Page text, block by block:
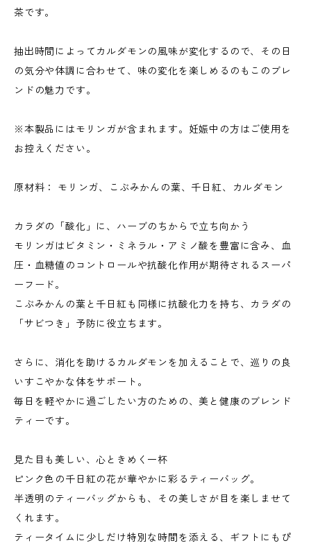
茶です。
抽出時間によってカルダモンの風味が変化するので、その日
の気分や体調に合わせて、味の変化を楽しめるのもこのブレ
ンドの魅力です。
※本製品にはモリンガが含まれます。妊娠中の方はご使用を
お控えください。
原材料： モリンガ、こぶみかんの葉、千日紅、カルダモン
カラダの「酸化」に、ハーブのちからで立ち向かう
モリンガはビタミン・ミネラル・アミノ酸を豊富に含み、血
圧・血糖値のコントロールや抗酸化作用が期待されるスーパ
ーフード。
こぶみかんの葉と千日紅も同様に抗酸化力を持ち、カラダの
「サビつき」予防に役立ちます。
さらに、消化を助けるカルダモンを加えることで、巡りの良
いすこやかな体をサポート。
毎日を軽やかに過ごしたい方のための、美と健康のブレンド
ティーです。
見た目も美しい、心ときめく一杯
ピンク色の千日紅の花が華やかに彩るティーバッグ。
半透明のティーバッグからも、その美しさが目を楽しませて
くれます。
ティータイムに少しだけ特別な時間を添える、ギフトにもぴ